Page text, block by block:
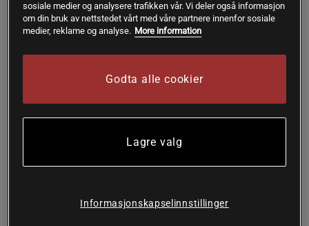
sosiale medier og analysere trafikken vår. Vi deler også informasjon
om din bruk av nettstedet vårt med våre partnere innenfor sosiale
medier, reklame og analyse. More information
Godta alle cookier
Lagre valg
Informasjonskapselinnstillinger